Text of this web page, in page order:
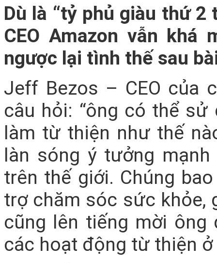
Dù là “tỷ phủ giàu thứ 2
CEO Amazon vẫn
ngược lại tình thế sau
Jeff Bezos – CEO của
câu hỏi: “ông có thể
làm từ thiện như thế
làn sóng ý tưởng
trên thế giới. Chúng
trợ chăm sóc sức khỏe,
cũng lên tiếng mời ông
các hoạt động từ thiện